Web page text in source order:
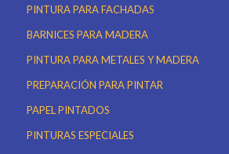
PINTURA PARA FACHADAS
BARNICES PARA MADERA
PINTURA PARA METALES Y MADERA
PREPARACIÓN PARA PINTAR
PAPEL PINTADOS
PINTURAS ESPECIALES